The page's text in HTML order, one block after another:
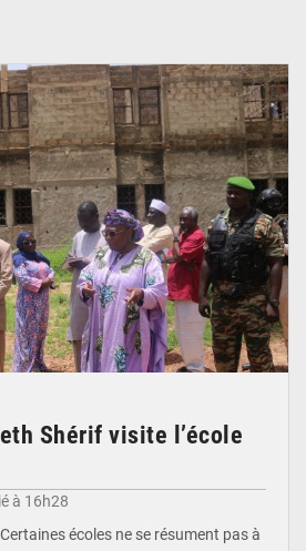
Shérif visite l’école
à 16h28
écoles ne se résument pas à